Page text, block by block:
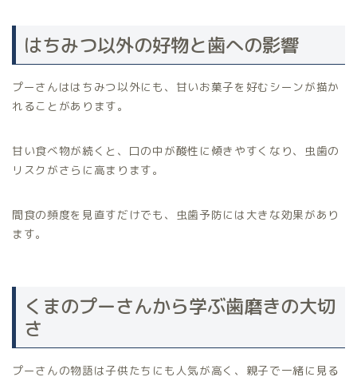
はちみつ以外の好物と歯への影響
プーさんははちみつ以外にも、甘いお菓子を好むシーンが描か
れることがあります。
甘い食べ物が続くと、口の中が酸性に傾きやすくなり、虫歯の
リスクがさらに高まります。
間食の頻度を見直すだけでも、虫歯予防には大きな効果があり
ます。
くまのプーさんから学ぶ歯磨きの大切
さ
プーさんの物語は子供たちにも人気が高く、親子で一緒に見る